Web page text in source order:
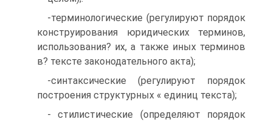
-терминологические (регулируют порядок
конструирования юридических терминов,
использования? их, а также иных терминов
в? тексте законодательного акта);
-синтаксические (регулируют порядок
построения структурных « единиц текста);
- стилистические (определяют порядок